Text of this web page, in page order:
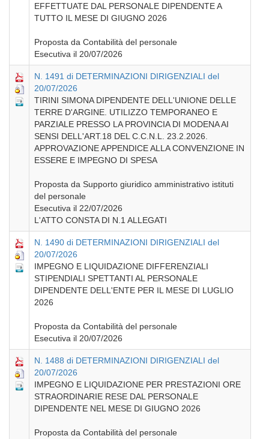
EFFETTUATE DAL PERSONALE DIPENDENTE A
TUTTO IL MESE DI GIUGNO 2026
Proposta da Contabilità del personale
Esecutiva il 20/07/2026
N. 1491 di DETERMINAZIONI DIRIGENZIALI del
20/07/2026
TIRINI SIMONA DIPENDENTE DELL'UNIONE DELLE
TERRE D'ARGINE. UTILIZZO TEMPORANEO E
PARZIALE PRESSO LA PROVINCIA DI MODENA AI
SENSI DELL'ART.18 DEL C.C.N.L. 23.2.2026.
APPROVAZIONE APPENDICE ALLA CONVENZIONE IN
ESSERE E IMPEGNO DI SPESA
Proposta da Supporto giuridico amministrativo istituti
del personale
Esecutiva il 22/07/2026
L'ATTO CONSTA DI N.1 ALLEGATI
N. 1490 di DETERMINAZIONI DIRIGENZIALI del
20/07/2026
IMPEGNO E LIQUIDAZIONE DIFFERENZIALI
STIPENDIALI SPETTANTI AL PERSONALE
DIPENDENTE DELL'ENTE PER IL MESE DI LUGLIO
2026
Proposta da Contabilità del personale
Esecutiva il 20/07/2026
N. 1488 di DETERMINAZIONI DIRIGENZIALI del
20/07/2026
IMPEGNO E LIQUIDAZIONE PER PRESTAZIONI ORE
STRAORDINARIE RESE DAL PERSONALE
DIPENDENTE NEL MESE DI GIUGNO 2026
Proposta da Contabilità del personale